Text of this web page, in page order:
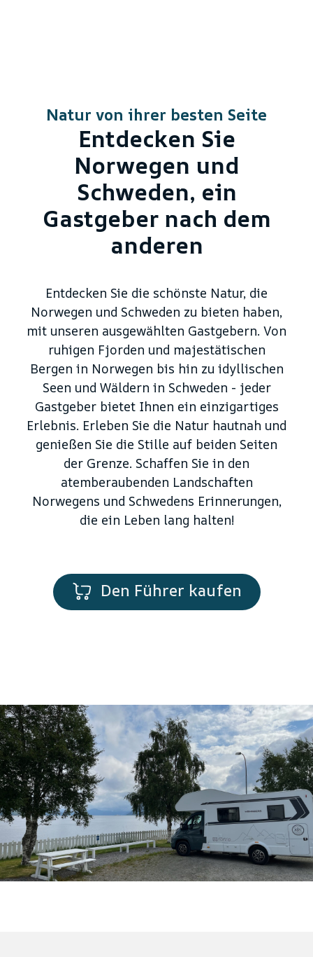
Natur von ihrer besten Seite
Entdecken Sie
Norwegen und
Schweden, ein
Gastgeber nach dem
anderen
Entdecken Sie die schönste Natur, die
Norwegen und Schweden zu bieten haben,
mit unseren ausgewählten Gastgebern. Von
ruhigen Fjorden und majestätischen
Bergen in Norwegen bis hin zu idyllischen
Seen und Wäldern in Schweden - jeder
Gastgeber bietet Ihnen ein einzigartiges
Erlebnis. Erleben Sie die Natur hautnah und
genießen Sie die Stille auf beiden Seiten
der Grenze. Schaffen Sie in den
atemberaubenden Landschaften
Norwegens und Schwedens Erinnerungen,
die ein Leben lang halten!
Den Führer kaufen